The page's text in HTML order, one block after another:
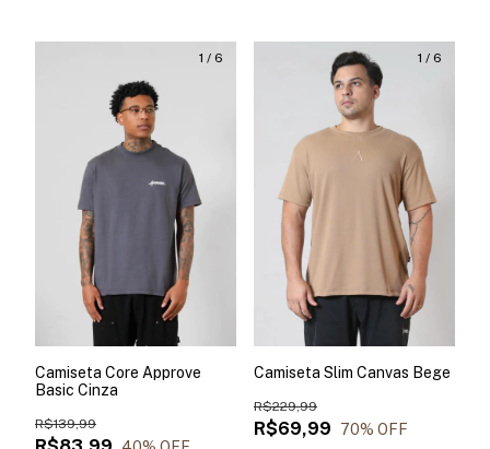
1 / 6
Camiseta Core Approve
Basic Cinza
R$139,99
1 / 6
Camiseta Slim Canvas Bege
R$69,99
R$229,99
70% OFF